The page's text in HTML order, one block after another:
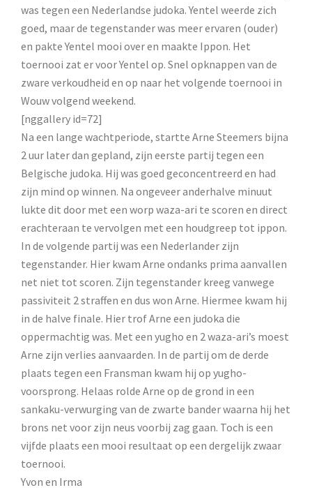
was tegen een Nederlandse judoka. Yentel weerde zich
goed, maar de tegenstander was meer ervaren (ouder)
en pakte Yentel mooi over en maakte Ippon. Het
toernooi zat er voor Yentel op. Snel opknappen van de
zware verkoudheid en op naar het volgende toernooi in
Wouw volgend weekend.
[nggallery id=72]
Na een lange wachtperiode, startte Arne Steemers bijna
2 uur later dan gepland, zijn eerste partij tegen een
Belgische judoka. Hij was goed geconcentreerd en had
zijn mind op winnen. Na ongeveer anderhalve minuut
lukte dit door met een worp waza-ari te scoren en direct
erachteraan te vervolgen met een houdgreep tot ippon.
In de volgende partij was een Nederlander zijn
tegenstander. Hier kwam Arne ondanks prima aanvallen
net niet tot scoren. Zijn tegenstander kreeg vanwege
passiviteit 2 straffen en dus won Arne. Hiermee kwam hij
in de halve finale. Hier trof Arne een judoka die
oppermachtig was. Met een yugho en 2 waza-ari’s moest
Arne zijn verlies aanvaarden. In de partij om de derde
plaats tegen een Fransman kwam hij op yugho-
voorsprong. Helaas rolde Arne op de grond in een
sankaku-verwurging van de zwarte bander waarna hij het
brons net voor zijn neus voorbij zag gaan. Toch is een
vijfde plaats een mooi resultaat op een dergelijk zwaar
toernooi.
Yvon en Irma